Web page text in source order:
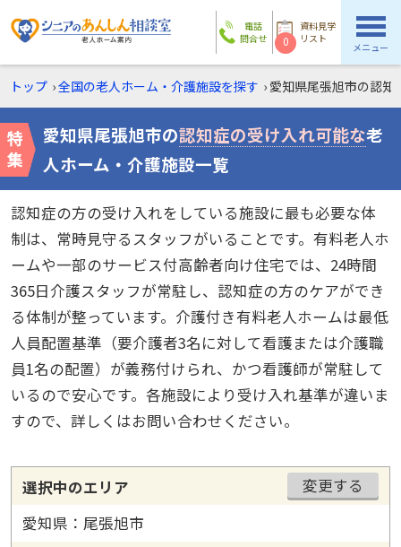
電話
問合せ
資料見学
リスト
0 メニュー
トップ ›全国の老人ホーム・介護施設を探す › 愛知県尾張旭市の認知
愛知県尾張旭市の認知症の受け入れ可能な老
人ホーム・介護施設一覧
認知症の方の受け入れをしている施設に最も必要な体
制は、常時見守るスタッフがいることです。有料老人ホ
ームや一部のサービス付高齢者向け住宅では、24時間
365日介護スタッフが常駐し、認知症の方のケアができ
る体制が整っています。介護付き有料老人ホームは最低
人員配置基準（要介護者3名に対して看護または介護職
員1名の配置）が義務付けられ、かつ看護師が常駐して
いるので安心です。各施設により受け入れ基準が違いま
すので、詳しくはお問い合わせください。
選択中のエリア
変更する
愛知県：尾張旭市